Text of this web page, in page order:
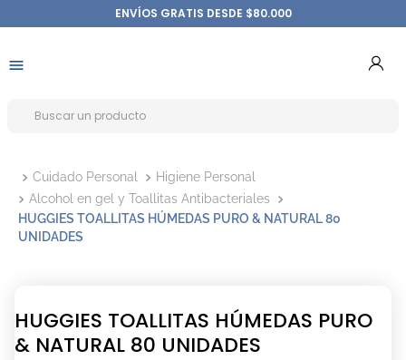
ENVÍOS GRATIS DESDE $80.000
Cuidado Personal
Higiene Personal
Alcohol en gel y Toallitas Antibacteriales
HUGGIES TOALLITAS HÚMEDAS PURO & NATURAL 80
UNIDADES
HUGGIES TOALLITAS HÚMEDAS PURO
& NATURAL 80 UNIDADES